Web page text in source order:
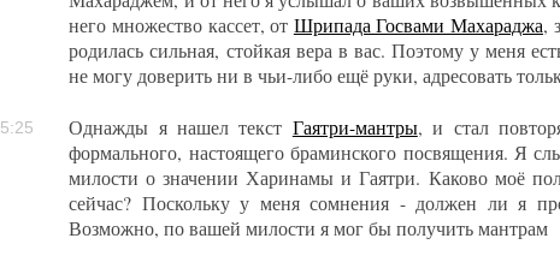
него множество кассет, от Шрипада Госвами Махараджа,
родилась сильная, стойкая вера в вас. Поэтому у меня
не могу доверить ни в чьи-либо ещё руки, адресовать
Однажды я нашел текст Гаятри-мантры, и стал
формального, настоящего браминского посвящения. Я
милости о значении Харинамы и Гаятри. Каково моё
сейчас? Поскольку у меня сомнения - должен ли я
Возможно, по вашей милости я мог бы получить мантрам